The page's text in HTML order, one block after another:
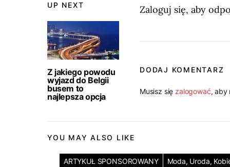
UP NEXT
Z jakiego powodu
wyjazd do Belgii
busem to
najlepsza opcja
Zaloguj się, aby
DODAJ KOMENTARZ
Musisz się zalogować, aby
YOU MAY ALSO LIKE
ARTYKUŁ SPONSOROWANY Moda, Uroda,